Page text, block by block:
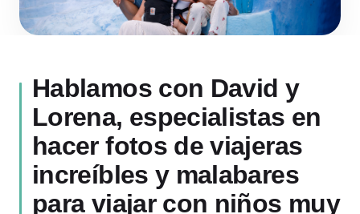
Hablamos con David y
Lorena, especialistas en
hacer fotos de viajeras
increíbles y malabares
para viajar con niños muy